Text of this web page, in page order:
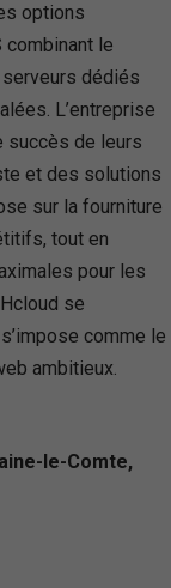
options
combinant le
dédiés
L’entreprise
succès de leurs
et des solutions
sur la fourniture
tout en
pour les
se
comme le
ambitieux.
le-Comte,